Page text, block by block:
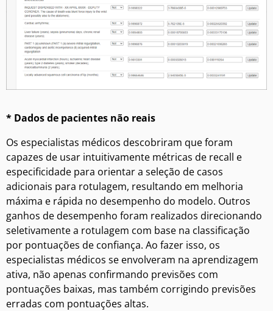
* Dados de pacientes não reais
Os especialistas médicos descobriram que foram
capazes de usar intuitivamente métricas de recall e
especificidade para orientar a seleção de casos
adicionais para rotulagem, resultando em melhoria
máxima e rápida no desempenho do modelo. Outros
ganhos de desempenho foram realizados direcionando
seletivamente a rotulagem com base na classificação
por pontuações de confiança. Ao fazer isso, os
especialistas médicos se envolveram na aprendizagem
ativa, não apenas confirmando previsões com
pontuações baixas, mas também corrigindo previsões
erradas com pontuações altas.